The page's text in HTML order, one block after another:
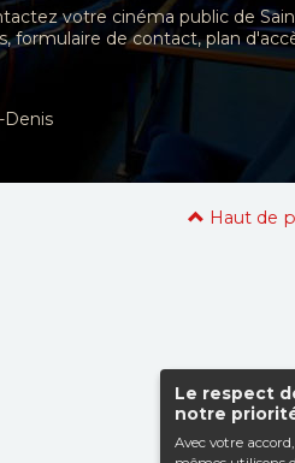
Le respect
notre
Avec votre
votre cinéma public de
formulaire de contact, plan
Denis
Haut de